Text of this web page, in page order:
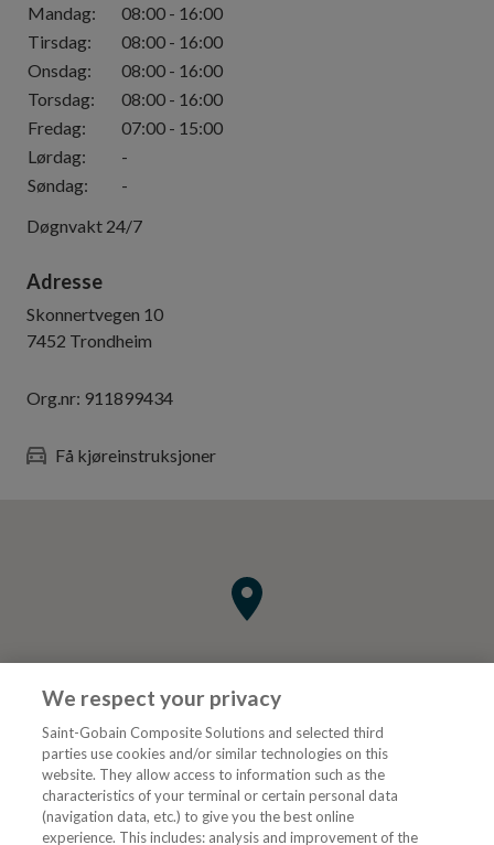
Mandag: 08:00 - 16:00
Tirsdag: 08:00 - 16:00
Onsdag: 08:00 - 16:00
Torsdag: 08:00 - 16:00
Fredag: 07:00 - 15:00
Lørdag:
-
Søndag:
-
Døgnvakt 24/7
Adresse
Skonnertvegen 10
7452 Trondheim
Org.nr: 911899434
Få kjøreinstruksjoner
Tjenester
We respect your privacy
Saint-Gobain Composite Solutions and selected third
parties use cookies and/or similar technologies on this
website. They allow access to information such as the
characteristics of your terminal or certain personal data
(navigation data, etc.) to give you the best online
experience. This includes: analysis and improvement of the